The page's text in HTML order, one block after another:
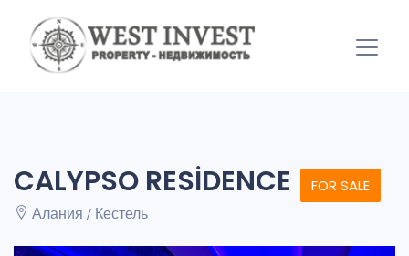
CALYPSO RESİDENCE FOR SALE
Алания / Кестель